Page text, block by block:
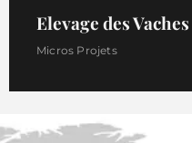
Elevage des
Micros Projets